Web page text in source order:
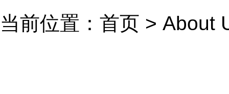
当前位置： 首页 > About